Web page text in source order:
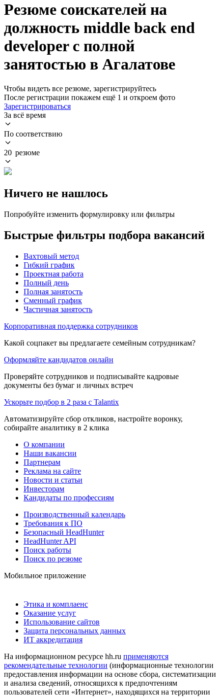
Резюме соискателей на
должность middle back end
developer с полной
занятостью в Агалатове
Чтобы видеть все резюме, зарегистрируйтесь
После регистрации покажем ещё 1 и откроем фото
Зарегистрироваться
За всё время
По соответствию
20 резюме
Ничего не нашлось
Попробуйте изменить формулировку или фильтры
Быстрые фильтры подбора вакансий
Вахтовый метод
Гибкий график
Проектная работа
Полный день
Полная занятость
Сменный график
Частичная занятость
Корпоративная поддержка сотрудников
Какой соцпакет вы предлагаете семейным сотрудникам?
Оформляйте кандидатов онлайн
Проверяйте сотрудников и подписывайте кадровые
документы без бумаг и личных встреч
Ускорьте подбор в 2 раза с Talantix
Автоматизируйте сбор откликов, настройте воронку,
собирайте аналитику в 2 клика
О компании
Наши вакансии
Партнерам
Реклама на сайте
Новости и статьи
Инвесторам
Кандидаты по профессиям
Производственный календарь
Требования к ПО
Безопасный HeadHunter
HeadHunter API
Поиск работы
Поиск по резюме
Мобильное приложение
Этика и комплаенс
Оказание услуг
Использование сайтов
Защита персональных данных
ИТ аккредитация
На информационном ресурсе hh.ru применяются
рекомендательные технологии (информационные технологии
предоставления информации на основе сбора, систематизации
и анализа сведений, относящихся к предпочтениям
пользователей сети «Интернет», находящихся на территории